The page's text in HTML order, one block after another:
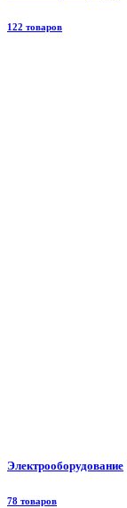
122 товаров
Электрооборудование
78 товаров